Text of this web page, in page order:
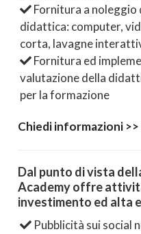
Fornitura a noleggio
didattica: computer,
corta, lavagne
Fornitura ed
valutazione della
per la formazione
Chiedi informazioni >>
Dal punto di vista
Academy offre
investimento ed alta
Pubblicità sui social